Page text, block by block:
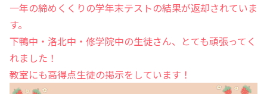
一年の締めくくりの学年末テストの結果が返却されていま
す。
下鴨中・洛北中・修学院中の生徒さん、とても頑張ってく
れました！
教室にも高得点生徒の掲示をしています！